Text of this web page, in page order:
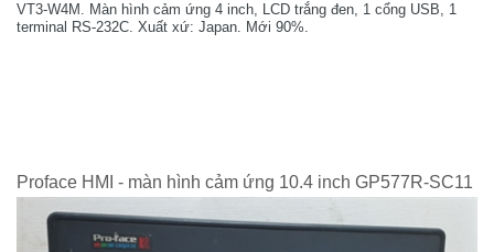
VT3-W4M. Màn hình cảm ứng 4 inch, LCD trắng đen, 1 cổng USB, 1
terminal RS-232C. Xuất xứ: Japan. Mới 90%.
Proface HMI - màn hình cảm ứng 10.4 inch GP577R-SC11